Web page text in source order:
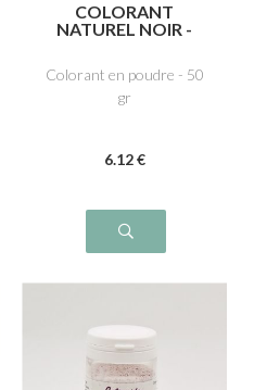
COLORANT
NATUREL NOIR -
Colorant en poudre - 50
gr
6.12 €